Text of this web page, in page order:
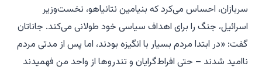
سربازان، احساس می‌کرد که بنیامین نتانیاهو، نخست‌وزیر
اسرائیل، جنگ را برای اهداف سیاسی خود طولانی می‌کند. جاناتان
گفت: «در ابتدا مردم بسیار با انگیزه بودند، اما پس از مدتی مردم
ناامید شدند – حتی افراط‌گرایان و تندروها از واحد من فهمیدند